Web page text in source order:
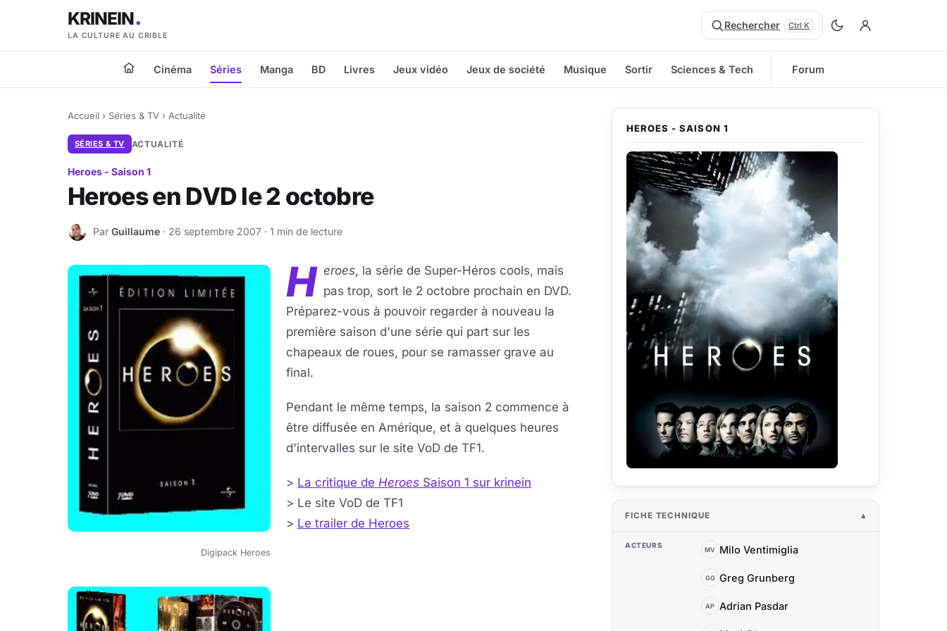
KRINEIN
LA CULTURE AU CRIBLE
Rechercher Ctrl K
Cinéma Séries Manga BD Livres Jeux vidéo Jeux de société Musique Sortir Sciences & Tech Forum
Accueil › Séries & TV › Actualité
SÉRIES & TV ACTUALITÉ
Heroes - Saison 1
Heroes en DVD le 2 octobre
G Par Guillaume · 26 septembre 2007 · 1 min de lecture
Digipack Heroes
H eroes, la série de Super-Héros cools, mais
pas trop, sort le 2 octobre prochain en DVD.
Préparez-vous à pouvoir regarder à nouveau la
première saison d'une série qui part sur les
chapeaux de roues, pour se ramasser grave au
final.
Pendant le même temps, la saison 2 commence à
être diffusée en Amérique, et à quelques heures
d'intervalles sur le site VoD de TF1.
> La critique de Heroes Saison 1 sur krinein
> Le site VoD de TF1
> Le trailer de Heroes
HEROES - SAISON 1
FICHE TECHNIQUE
ACTEURS MV Milo Ventimiglia
GG Greg Grunberg
AP Adrian Pasdar